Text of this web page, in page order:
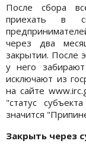
После сбора
приехать в
через два
закрытии. После
у него
исключают из
на сайте
"статус
значится
Закрыть через